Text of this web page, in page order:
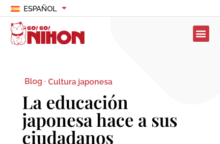
ESPAÑOL
Blog · Cultura japonesa
La educación
japonesa hace a sus
ciudadanos